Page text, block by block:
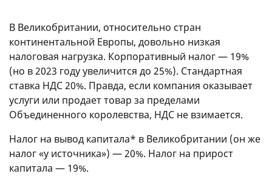
В Великобритании, относительно стран
континентальной Европы, довольно низкая
налоговая нагрузка. Корпоративный налог — 19%
(но в 2023 году увеличится до 25%). Стандартная
ставка НДС 20%. Правда, если компания оказывает
услуги или продает товар за пределами
Объединенного королевства, НДС не взимается.
Налог на вывод капитала* в Великобритании (он же
налог «у источника») — 20%. Налог на прирост
капитала — 19%.